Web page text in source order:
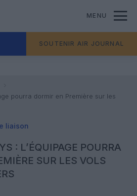
MENU
SOUTENIR AIR JOURNAL
pourra dormir en Première sur les
liaison
: L’ÉQUIPAGE POURRA
SUR LES VOLS